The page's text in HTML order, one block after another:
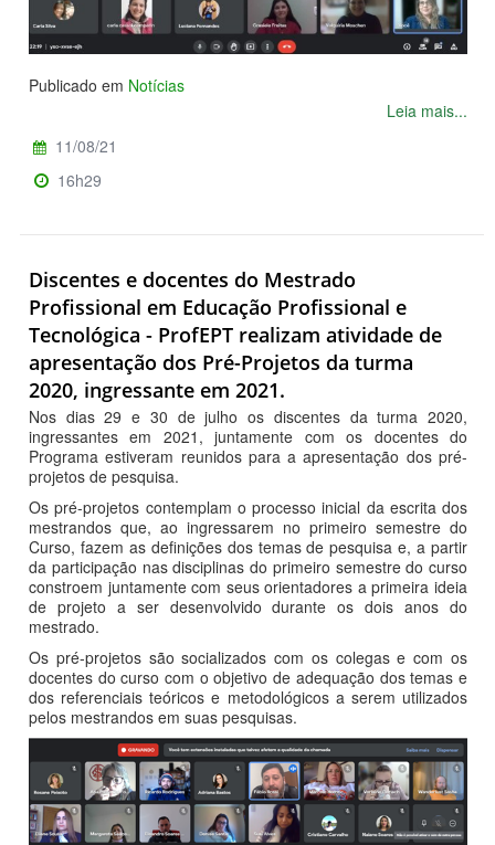
Publicado em Notícias
Leia mais...
11/08/21
16h29
Discentes e docentes do Mestrado
Profissional em Educação Profissional e
Tecnológica - ProfEPT realizam atividade de
apresentação dos Pré-Projetos da turma
2020, ingressante em 2021.
Nos dias 29 e 30 de julho os discentes da turma 2020,
ingressantes em 2021, juntamente com os docentes do
Programa estiveram reunidos para a apresentação dos pré-
projetos de pesquisa.
Os pré-projetos contemplam o processo inicial da escrita dos
mestrandos que, ao ingressarem no primeiro semestre do
Curso, fazem as definições dos temas de pesquisa e, a partir
da participação nas disciplinas do primeiro semestre do curso
constroem juntamente com seus orientadores a primeira ideia
de projeto a ser desenvolvido durante os dois anos do
mestrado.
Os pré-projetos são socializados com os colegas e com os
docentes do curso com o objetivo de adequação dos temas e
dos referenciais teóricos e metodológicos a serem utilizados
pelos mestrandos em suas pesquisas.